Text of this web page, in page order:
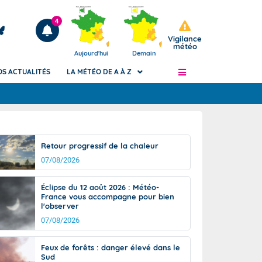
Articles
4
Aujourd'hui Demain
Vigilance
météo
de
Phénomènes dangereux de J+2 à J+7
Avertissement pluies intenses à l'échelle
des communes (Apic)
Bulletins Marine
Bulletins d'estimation du risque
d'avalanche
Météo des forêts
Vigicrues
ACTUALITÉS LA MÉTÉO DE A À Z
Retour progressif de la chaleur
07/08/2026
Éclipse du 12 août 2026 : Météo-
France vous accompagne pour bien
l'observer
07/08/2026
Feux de forêts : danger élevé dans le
Sud